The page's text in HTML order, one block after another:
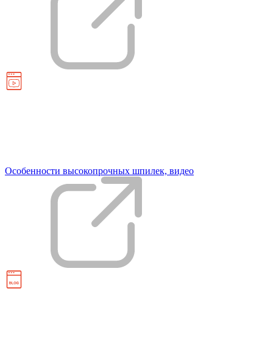
Особенности высокопрочных шпилек, видео